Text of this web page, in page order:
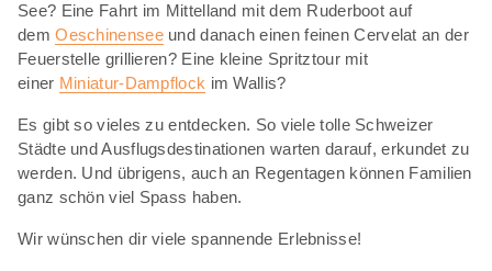
See? Eine Fahrt im Mittelland mit dem Ruderboot auf
demOeschinenseeund danach einen feinen Cervelat an der
Feuerstelle grillieren? Eine kleine Spritztour mit
einer Miniatur-Dampflock im Wallis?
Es gibt so vieles zu entdecken. So viele tolle Schweizer
Städte und Ausflugsdestinationen warten darauf, erkundet zu
werden. Und übrigens, auch an Regentagen können Familien
ganz schön viel Spass haben.
Wir wünschen dir viele spannende Erlebnisse!